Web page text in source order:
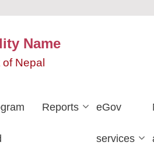
Name
Nepal
Reports eGov
services